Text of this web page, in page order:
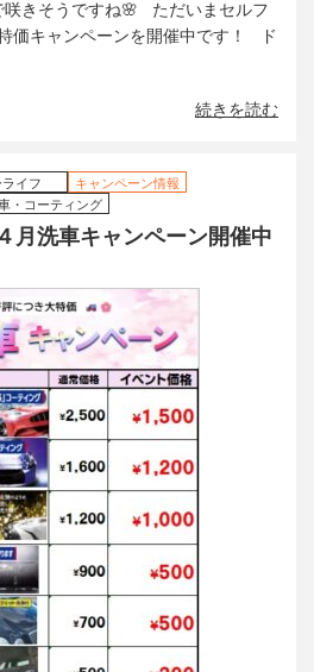
咲きそうですね🌸 ただいまセルフ
価キャンペーンを開催中です！ ド
続きを読む
ライフ
キャンペーン情報
・コーティング
月洗車キャンペーン開催中